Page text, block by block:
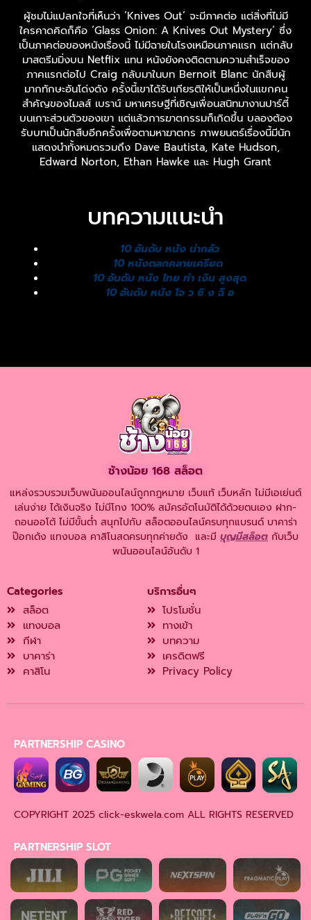
ผู้ชมไม่แปลกใจที่เห็นว่า ‘Knives Out’ จะมีภาคต่อ แต่สิ่งที่ไม่มี
ใครคาดคิดก็คือ ‘Glass Onion: A Knives Out Mystery’ ซึ่ง
เป็นภาคต่อของหนังเรื่องนี้ ไม่มีฉายในโรงเหมือนภาคแรก แต่กลับ
มาสตรีมมิ่งบน Netflix แทน หนังยังคงติดตามความสำเร็จของ
ภาคแรกต่อไป Craig กลับมาในบท Bernoit Blanc นักสืบผู้
มากทักษะอันโด่งดัง ครั้งนี้เขาได้รับเกียรติให้เป็นหนึ่งในแขกคน
สำคัญของไมลส์ เบราน์ มหาเศรษฐีที่เชิญเพื่อนสนิทมางานปาร์ตี้
บนเกาะส่วนตัวของเขา แต่แล้วการฆาตกรรมก็เกิดขึ้น บลองต้อง
รับบทเป็นนักสืบอีกครั้งเพื่อตามหาฆาตกร ภาพยนตร์เรื่องนี้มีนัก
แสดงนำทั้งหมดรวมถึง Dave Bautista, Kate Hudson,
Edward Norton, Ethan Hawke และ Hugh Grant
บทความแนะนำ
10 อันดับ หนัง น่ากลัว
10 หนังตลกคลายเครียด
10 อันดับ หนัง ไทย ทํา เงิน สูงสุด
10 อันดับ หนัง โจ ว ซิ ง ฉื อ
ช้างน้อย 168 สล็อต
แหล่งรวบรวมเว็บพนันออนไลน์ถูกกฎหมาย เว็บแท้ เว็บหลัก ไม่มีเอเย่นต์
เล่นง่าย ได้เงินจริง ไม่มีโกง 100% สมัครอัตโนมัติได้ด้วยตนเอง ฝาก-
ถอนออโต้ ไม่มีขั้นต่ำ สนุกไปกับ สล็อตออนไลน์ครบทุกแบรนด์ บาคาร่า
ป๊อกเด้ง แทงบอล คาสิโนสดครบทุกค่ายดัง และมี บุญมีสล็อต กับเว็บ
พนันออนไลน์อันดับ 1
Categories
สล็อต
แทงบอล
กีฬา
บาคาร่า
คาสิโน
บริการอื่นๆ
โปรโมชั่น
ทางเข้า
บทความ
เครดิตฟรี
Privacy Policy
PARTNERSHIP CASINO
COPYRIGHT 2025 click-eskwela.com ALL RIGHTS RESERVED
PARTNERSHIP SLOT